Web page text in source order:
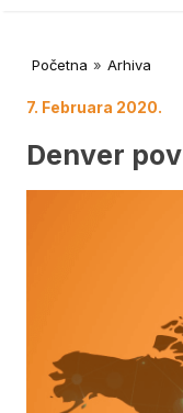
Početna » Arhiva
7. Februara 2020.
Denver